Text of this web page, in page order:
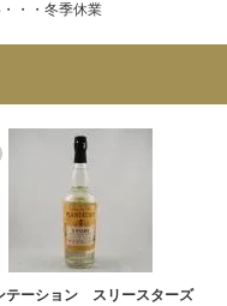
・・冬季休業
テーション スリースターズ